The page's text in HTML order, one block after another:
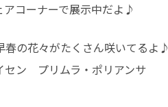
アコーナーで展示中だよ♪
春の花々がたくさん咲いてるよ♪
セン プリムラ・ポリアンサ